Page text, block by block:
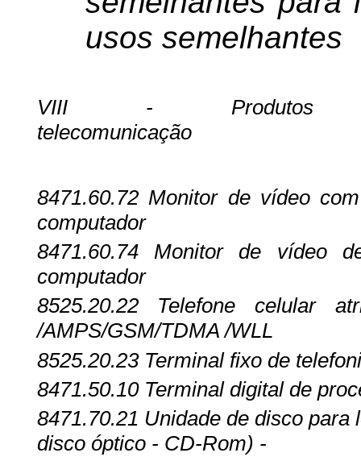
usos semelhantes
VIII -
telecomunicação
8471.60.72 Monitor de vídeo
computador
8471.60.74
Monitor de vídeo
computador
8525.20.22
Telefone celular
/AMPS/GSM/TDMA /WLL
8525.20.23 Terminal fixo de
8471.50.10 Terminal digital de
8471.70.21 Unidade de disco para
disco óptico - CD-Rom) -